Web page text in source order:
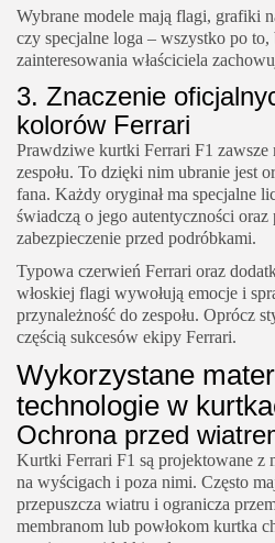
Wybrane modele mają flagi, grafiki
czy specjalne loga – wszystko po
zainteresowania właściciela
3. Znaczenie
kolorów Ferrari
Prawdziwe kurtki Ferrari F1
zespołu. To dzięki nim ubranie jest
fana. Każdy oryginał ma specjalne
świadczą o jego autentyczności
zabezpieczenie przed podróbkami.
Typowa czerwień Ferrari oraz
włoskiej flagi wywołują emocje i
przynależność do zespołu. Oprócz
częścią sukcesów ekipy Ferrari.
Wykorzystane
technologie w
Ochrona przed
Kurtki Ferrari F1 są projektowane z
na wyścigach i poza nimi. Często
przepuszcza wiatru i ogranicza
membranom lub powłokom kurtka